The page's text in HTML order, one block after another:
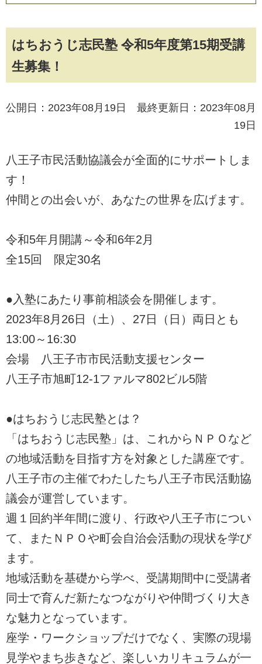
はちおうじ志民塾 令和5年度第15期受講
生募集！
公開日：2023年08月19日 最終更新日：2023年08月
19日
八王子市民活動協議会が全面的にサポートしま
す！
仲間との出会いが、あなたの世界を広げます。
令和5年月開講～令和6年2月
全15回 限定30名
●入塾にあたり事前相談会を開催します。
2023年8月26日（土）、27日（日）両日とも
13:00～16:30
会場 八王子市市民活動支援センター
八王子市旭町12-1ファルマ802ビル5階
●はちおうじ志民塾とは？
「はちおうじ志民塾」は、これからＮＰＯなど
の地域活動を目指す方を対象とした講座です。
八王子市の主催でわたしたち八王子市民活動協
議会が運営しています。
週１回約半年間に渡り、行政や八王子市につい
て、またＮＰＯや町会自治会活動の現状を学び
ます。
地域活動を基礎から学べ、受講期間中に受講者
同士で育んだ新たなつながりや仲間づくり大き
な魅力となっています。
座学・ワークショップだけでなく、実際の現場
見学やまち歩きなど、楽しいカリキュラムが一